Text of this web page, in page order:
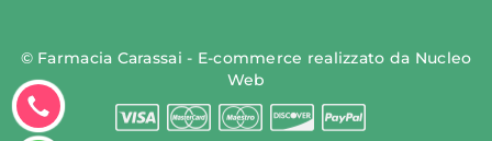
© Farmacia Carassai - E-commerce realizzato da Nucleo
Web
Clicca
per